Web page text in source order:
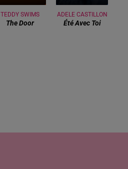
TEDDY SWIMS
The Door
ADELE CASTILLON
Été Avec Toi